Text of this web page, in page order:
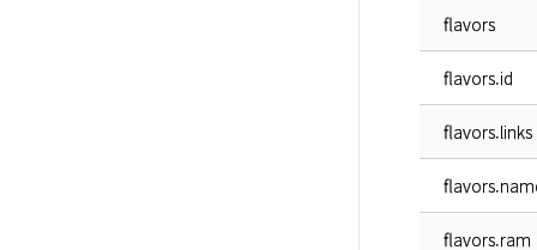
flavors
flavors.id
flavors.links
flavors.ram